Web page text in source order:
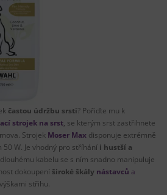
častou údržbu srsti? Pořiďte mu k
strojek na srst, se kterým srst zastřihnete
Strojek Moser Max disponuje extrémně
50 W. Je vhodný pro stříhání i hustší a
kabelu se s ním snadno manipuluje
dokoupení široké škály nástavců a
střihu.